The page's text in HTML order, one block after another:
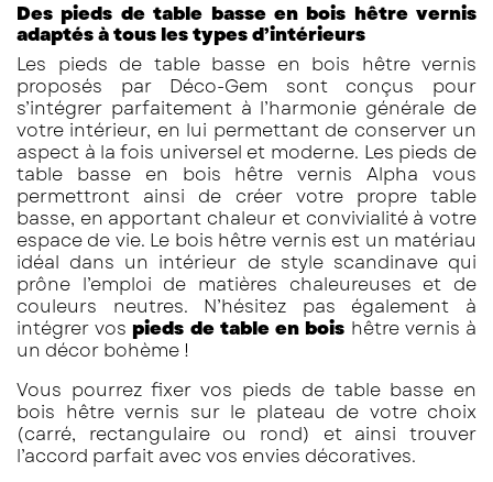
Des pieds de table basse en bois hêtre vernis
adaptés à tous les types d’intérieurs
Les pieds de table basse en bois hêtre vernis
proposés par Déco-Gem sont conçus pour
s’intégrer parfaitement à l’harmonie générale de
votre intérieur, en lui permettant de conserver un
aspect à la fois universel et moderne. Les pieds de
table basse en bois hêtre vernis Alpha vous
permettront ainsi de créer votre propre table
basse, en apportant chaleur et convivialité à votre
espace de vie. Le bois hêtre vernis est un matériau
idéal dans un intérieur de style scandinave qui
prône l’emploi de matières chaleureuses et de
couleurs neutres. N’hésitez pas également à
intégrer vos pieds de table en bois hêtre vernis à
un décor bohème !
Vous pourrez fixer vos pieds de table basse en
bois hêtre vernis sur le plateau de votre choix
(carré, rectangulaire ou rond) et ainsi trouver
l’accord parfait avec vos envies décoratives.